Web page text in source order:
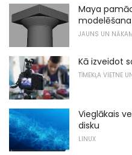
Maya
modelēšana
JAUNS UN
Kā izveidot
TĪMEKĻA VIETNE
Vieglākais
disku
LINUX